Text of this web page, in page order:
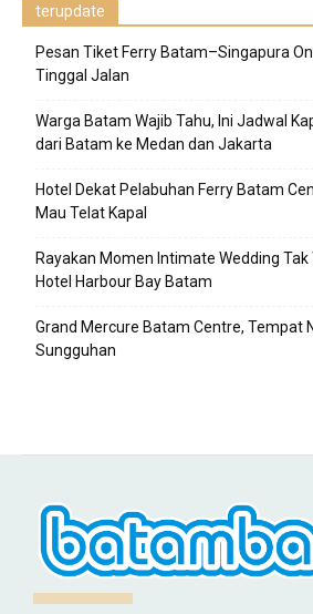
terupdate
Pesan Tiket Ferry Batam–Singapura
Tinggal Jalan
Warga Batam Wajib Tahu, Ini Jadwal
dari Batam ke Medan dan Jakarta
Hotel Dekat Pelabuhan Ferry Batam
Mau Telat Kapal
Rayakan Momen Intimate Wedding Tak
Hotel Harbour Bay Batam
Grand Mercure Batam Centre, Tempat
Sungguhan